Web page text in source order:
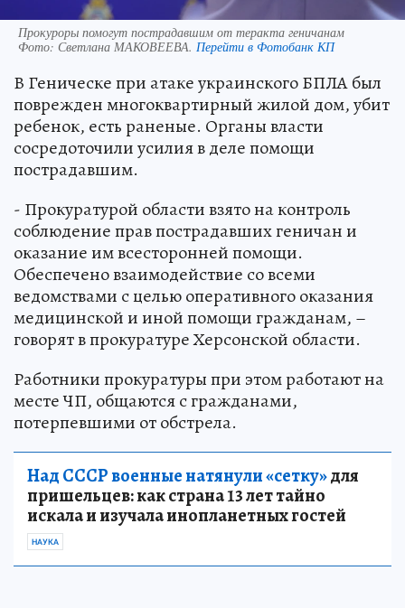
Прокуроры помогут пострадавшим от теракта геничанам
Фото: Светлана МАКОВЕЕВА. Перейти в Фотобанк КП
В Геническе при атаке украинского БПЛА был
поврежден многоквартирный жилой дом, убит
ребенок, есть раненые. Органы власти
сосредоточили усилия в деле помощи
пострадавшим.
- Прокуратурой области взято на контроль
соблюдение прав пострадавших геничан и
оказание им всесторонней помощи.
Обеспечено взаимодействие со всеми
ведомствами с целью оперативного оказания
медицинской и иной помощи гражданам, –
говорят в прокуратуре Херсонской области.
Работники прокуратуры при этом работают на
месте ЧП, общаются с гражданами,
потерпевшими от обстрела.
Над СССР военные натянули «сетку»для
пришельцев: как страна 13 лет тайно
искала и изучала инопланетных гостей
НАУКА